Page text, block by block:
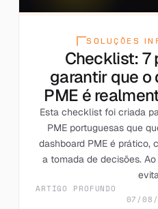
SOLUÇÕES
Checklist: 7
garantir que o
PME é
Esta checklist foi criada
PME portuguesas que
dashboard PME é prático,
a tomada de decisões.
ARTIGO PROFUNDO
07/08/